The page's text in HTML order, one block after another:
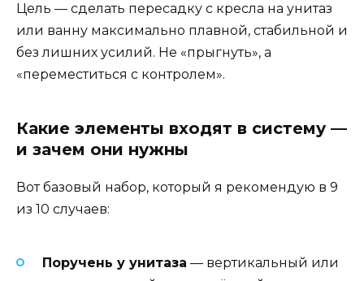
Цель — сделать пересадку с кресла на унитаз
или ванну максимально плавной, стабильной и
без лишних усилий. Не «прыгнуть», а
«переместиться с контролем».
Какие элементы входят в систему —
и зачем они нужны
Вот базовый набор, который я рекомендую в 9
из 10 случаев:
Поручень у унитаза — вертикальный или